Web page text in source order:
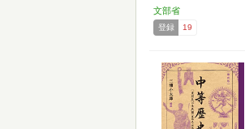
文部省
登録 19